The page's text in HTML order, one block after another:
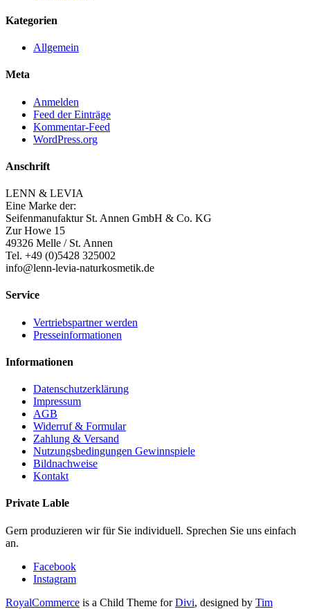
Kategorien
Allgemein
Meta
Anmelden
Feed der Einträge
Kommentar-Feed
WordPress.org
Anschrift
LENN & LEVIA
Eine Marke der:
Seifenmanufaktur St. Annen GmbH & Co. KG
Zur Howe 15
49326 Melle / St. Annen
Tel. +49 (0)5428 325002
info@lenn-levia-naturkosmetik.de
Service
Vertriebspartner werden
Presseinformationen
Informationen
Datenschutzerklärung
Impressum
AGB
Widerruf & Formular
Zahlung & Versand
Nutzungsbedingungen Gewinnspiele
Bildnachweise
Kontakt
Private Lable
Gern produzieren wir für Sie individuell. Sprechen Sie uns einfach
an.
Facebook
Instagram
RoyalCommerce is a Child Theme forDivi, designed by Tim